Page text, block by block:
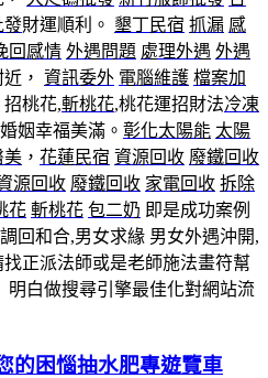
發財運順利。 墾丁民宿 抓漏 感
回感情 外遇問題 處理外遇 外遇
， 資訊委外 電腦維護 檔案加
桃花,斬桃花,桃花運招財法冷凍
姻幸福美滿。 彰化太陽能 太陽
美 ， 花蓮民宿 資源回收 廢鐵回收
源回收 廢鐵回收 家電回收 拆除
花 斬桃花 包二奶 即是成功案例
回和合,男女求緣 男女外遇沖開,
正派法師或是老師施法畫符幫
明白做搜尋引擎最佳化對網站流
的困惱抽水肥專遊覽車